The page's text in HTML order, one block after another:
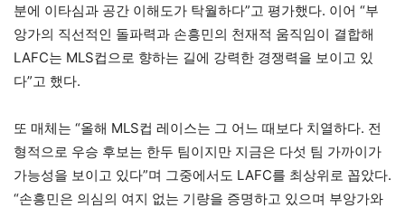
분에 이타심과 공간 이해도가 탁월하다”고 평가했다. 이어 “부
앙가의 직선적인 돌파력과 손흥민의 천재적 움직임이 결합해
LAFC는 MLS컵으로 향하는 길에 강력한 경쟁력을 보이고 있
다”고 했다.
또 매체는 “올해 MLS컵 레이스는 그 어느 때보다 치열하다. 전
형적으로 우승 후보는 한두 팀이지만 지금은 다섯 팀 가까이가
가능성을 보이고 있다”며 그중에서도 LAFC를 최상위로 꼽았다.
“손흥민은 의심의 여지 없는 기량을 증명하고 있으며 부앙가와